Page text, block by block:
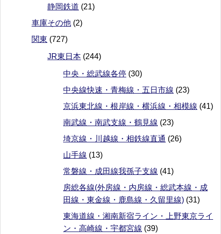
静岡鉄道 (21)
車庫その他 (2)
関東 (727)
JR東日本 (244)
中央・総武線各停 (30)
中央線快速・青梅線・五日市線 (23)
京浜東北線・根岸線・横浜線・相模線 (41)
南武線・南武支線・鶴見線 (23)
埼京線・川越線・相鉄線直通 (26)
山手線 (13)
常磐線・成田線我孫子支線 (41)
房総各線(外房線・内房線・総武本線・成
田線・東金線・鹿島線・久留里線) (31)
東海道線・湘南新宿ライン・上野東京ライ
ン・高崎線・宇都宮線 (39)